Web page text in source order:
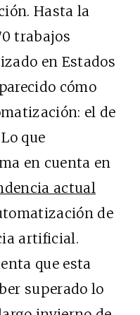
Hasta la
trabajos
en Estados
cómo
el de
que
en cuenta en
actual
de
artificial.
que esta
superado lo